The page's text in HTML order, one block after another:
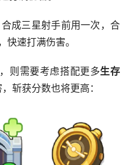
成三星射手前用一次，合
速打满伤害。
则需要考虑搭配更多生存
斩获分数也将更高：